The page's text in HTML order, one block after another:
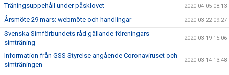
Träningsuppehåll under påsklovet 2020-04-05 08:13
Årsmöte 29 mars: webmöte och handlingar 2020-03-22 09:27
Svenska Simförbundets råd gällande föreningars
simträning
2020-03-19 15:06
Information från GSS Styrelse angående Coronaviruset och
simträningen
2020-03-14 13:48